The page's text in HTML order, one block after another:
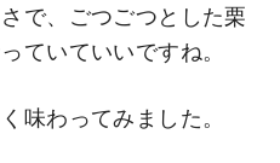
で、ごつごつとした栗
ていていいですね。
味わってみました。